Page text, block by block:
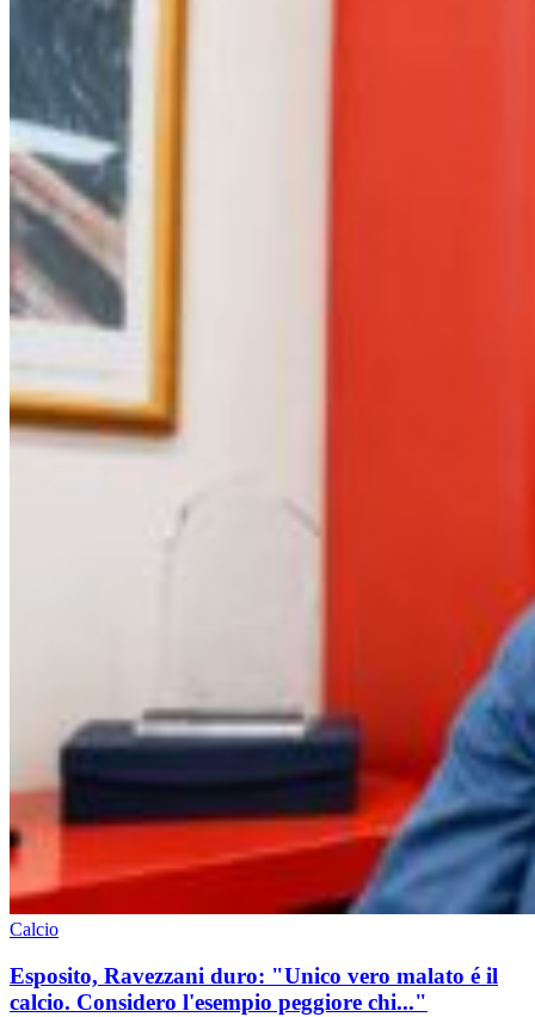
Calcio
Esposito, Ravezzani duro: "Unico vero malato é il
calcio. Considero l'esempio peggiore chi..."